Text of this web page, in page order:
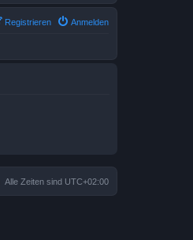
Anmelden
Registrieren
Alle Zeiten sind UTC+02:00